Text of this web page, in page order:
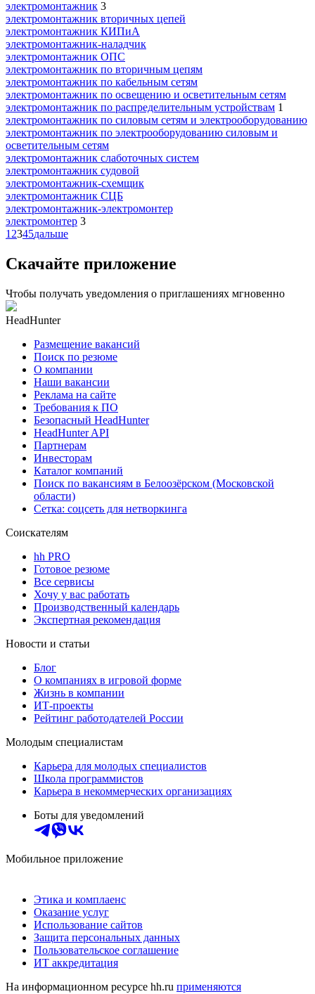
электромонтажник 3
электромонтажник вторичных цепей
электромонтажник КИПиА
электромонтажник-наладчик
электромонтажник ОПС
электромонтажник по вторичным цепям
электромонтажник по кабельным сетям
электромонтажник по освещению и осветительным сетям
электромонтажник по распределительным устройствам 1
электромонтажник по силовым сетям и электрооборудованию
электромонтажник по электрооборудованию силовым и
осветительным сетям
электромонтажник слаботочных систем
электромонтажник судовой
электромонтажник-схемщик
электромонтажник СЦБ
электромонтажник-электромонтер
электромонтер 3
1 2345дальше
Скачайте приложение
Чтобы получать уведомления о приглашениях мгновенно
HeadHunter
Размещение вакансий
Поиск по резюме
О компании
Наши вакансии
Реклама на сайте
Требования к ПО
Безопасный HeadHunter
HeadHunter API
Партнерам
Инвесторам
Каталог компаний
Поиск по вакансиям в Белоозёрском (Московской
области)
Сетка: соцсеть для нетворкинга
Соискателям
hh PRO
Готовое резюме
Все сервисы
Хочу у вас работать
Производственный календарь
Экспертная рекомендация
Новости и статьи
Блог
О компаниях в игровой форме
Жизнь в компании
ИТ-проекты
Рейтинг работодателей России
Молодым специалистам
Карьера для молодых специалистов
Школа программистов
Карьера в некоммерческих организациях
Боты для уведомлений
Мобильное приложение
Этика и комплаенс
Оказание услуг
Использование сайтов
Защита персональных данных
Пользовательское соглашение
ИТ аккредитация
На информационном ресурсе hh.ru применяются